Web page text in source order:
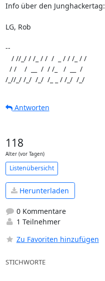
Info über den Junghackertag:
LG, Rob
--
/_//_/ /_/  /_/  /_ _ / /_/  /_/
Antworten
118
Alter (vor Tagen)
Listenübersicht
Herunterladen
0 Kommentare
1 Teilnehmer
Zu Favoriten hinzufügen
STICHWORTE